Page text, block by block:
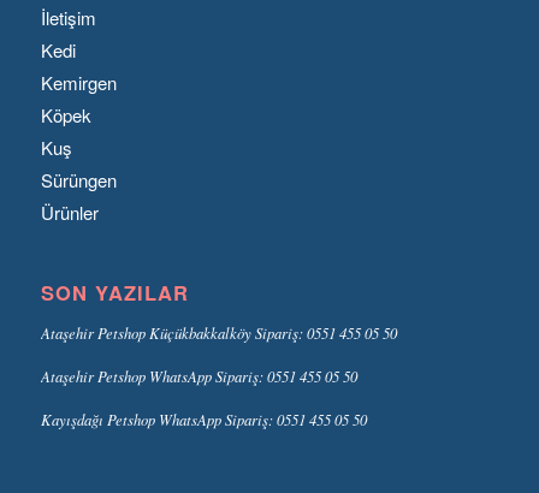
İletişim
Kedi
Kemirgen
Köpek
Kuş
Sürüngen
Ürünler
SON YAZILAR
Ataşehir Petshop Küçükbakkalköy Sipariş: 0551 455 05 50
Ataşehir Petshop WhatsApp Sipariş: 0551 455 05 50
Kayışdağı Petshop WhatsApp Sipariş: 0551 455 05 50